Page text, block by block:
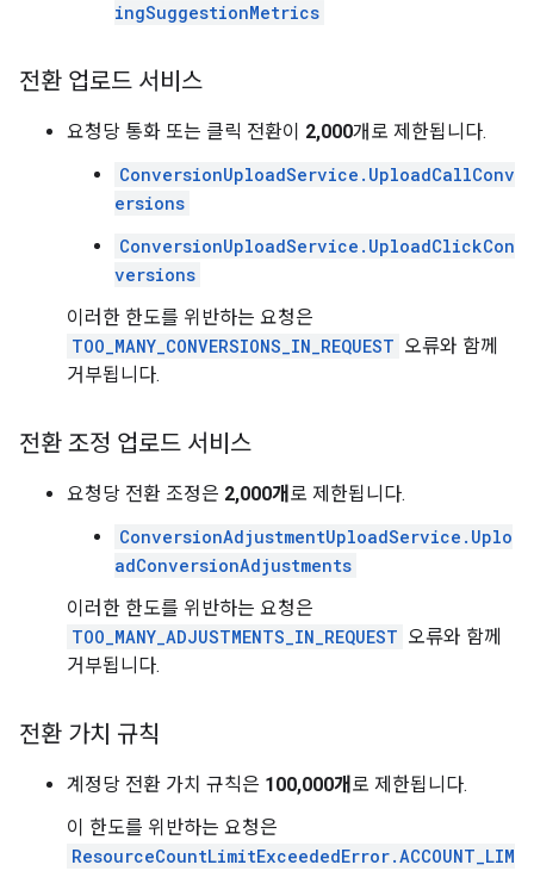
ingSuggestionMetrics
전환 업로드 서비스
요청당 통화 또는 클릭 전환이 2,000개로 제한됩니다.
ConversionUploadService.UploadCallConv
ersions
ConversionUploadService.UploadClickCon
versions
이러한 한도를 위반하는 요청은
TOO_MANY_CONVERSIONS_IN_REQUEST 오류와 함께
거부됩니다.
전환 조정 업로드 서비스
요청당 전환 조정은 2,000개 로 제한됩니다.
ConversionAdjustmentUploadService.Uplo
adConversionAdjustments
이러한 한도를 위반하는 요청은
TOO_MANY_ADJUSTMENTS_IN_REQUEST 오류와 함께
거부됩니다.
전환 가치 규칙
계정당 전환 가치 규칙은 100,000개 로 제한됩니다.
이 한도를 위반하는 요청은
ResourceCountLimitExceededError.ACCOUNT_LIM